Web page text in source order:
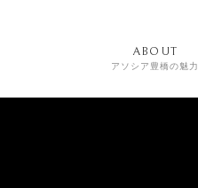
ABOUT
アソシア豊橋の魅力